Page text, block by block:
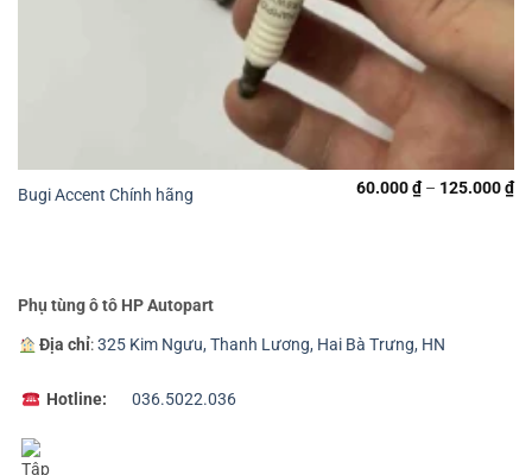
Bugi Accent Chính hãng 60.000₫– 125.000₫
Phụ tùng ô tô HP Autopart
Địa chỉ:325 Kim Ngưu, Thanh Lương, Hai Bà Trưng, HN
Hotline: 036.5022.036